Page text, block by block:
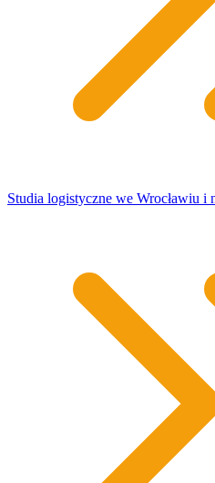
Studia logistyczne we Wrocławiu i